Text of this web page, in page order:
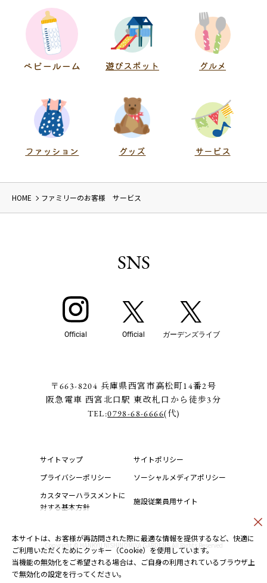
本サイトは、お客様が再訪問された際に最適な情報を提供するなど、快適に
ご利用いただくためにクッキー（Cookie）を使用しています。
当機能の無効化をご希望される場合は、ご自身の利用されているブラウザ上
で無効化の設定を行ってください。
ベビールーム 遊びスポット グルメ
ファッション グッズ サービス
HOME ファミリーのお客様 サービス
SNS
Official Official ガーデンズライブ
〒663-8204 兵庫県西宮市高松町14番2号
阪急電車 西宮北口駅 東改札口から徒歩3分
TEL:0798-68-6666(代)
サイトマップ
サイトポリシー
プライバシーポリシー
ソーシャルメディアポリシー
カスタマーハラスメントに
対する基本方針
施設従業員用サイト
Copyright © HANKYU NISHINOMIYA GARDENS.All Rights Reserved